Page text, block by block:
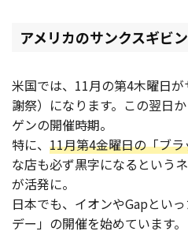
アメリカのサンクスギビ
米国では、11月の第4木曜日
謝祭）になります。この翌日
ゲンの開催時期。
特に、 11月第4金曜日の「ブ
な店も必ず黒字になるという
が活発に。
日本でも、イオンやGapとい
デー」の開催を始めています。